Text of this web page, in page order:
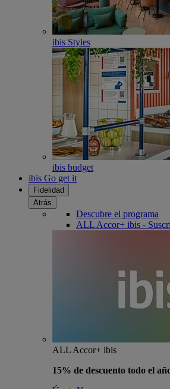
ibis Styles
ibis budget
ibis Go get it
Fidelidad
Atrás
Descubre el programa
ALL Accor+ ibis -
ALL Accor+ ibis
15% de descuento todo el